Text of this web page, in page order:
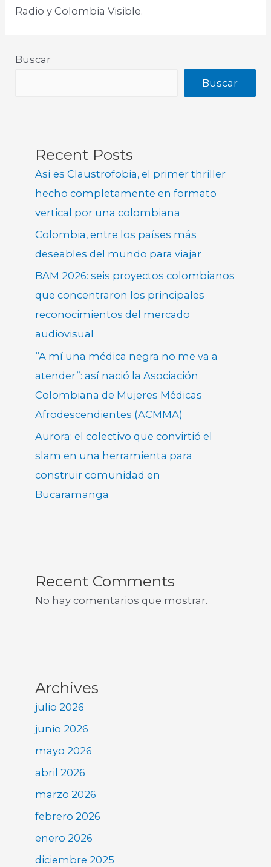
Radio y Colombia Visible. ​
Buscar
Buscar
Recent Posts
Así es Claustrofobia, el primer thriller
hecho completamente en formato
vertical por una colombiana
Colombia, entre los países más
deseables del mundo para viajar
BAM 2026: seis proyectos colombianos
que concentraron los principales
reconocimientos del mercado
audiovisual
“A mí una médica negra no me va a
atender”: así nació la Asociación
Colombiana de Mujeres Médicas
Afrodescendientes (ACMMA)
Aurora: el colectivo que convirtió el
slam en una herramienta para
construir comunidad en
Bucaramanga
Recent Comments
No hay comentarios que mostrar.
Archives
julio 2026
junio 2026
mayo 2026
abril 2026
marzo 2026
febrero 2026
enero 2026
diciembre 2025